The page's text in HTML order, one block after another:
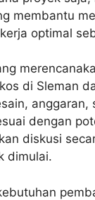
membantu
optimal
di Sleman
anggaran,
dengan
diskusi
dimulai.